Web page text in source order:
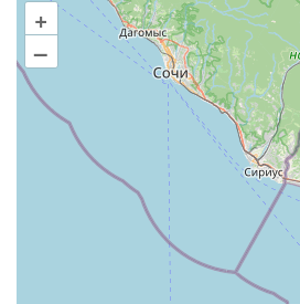
+
–